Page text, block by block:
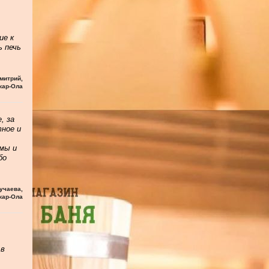
к
печь
Ола
за
и
и
Ола